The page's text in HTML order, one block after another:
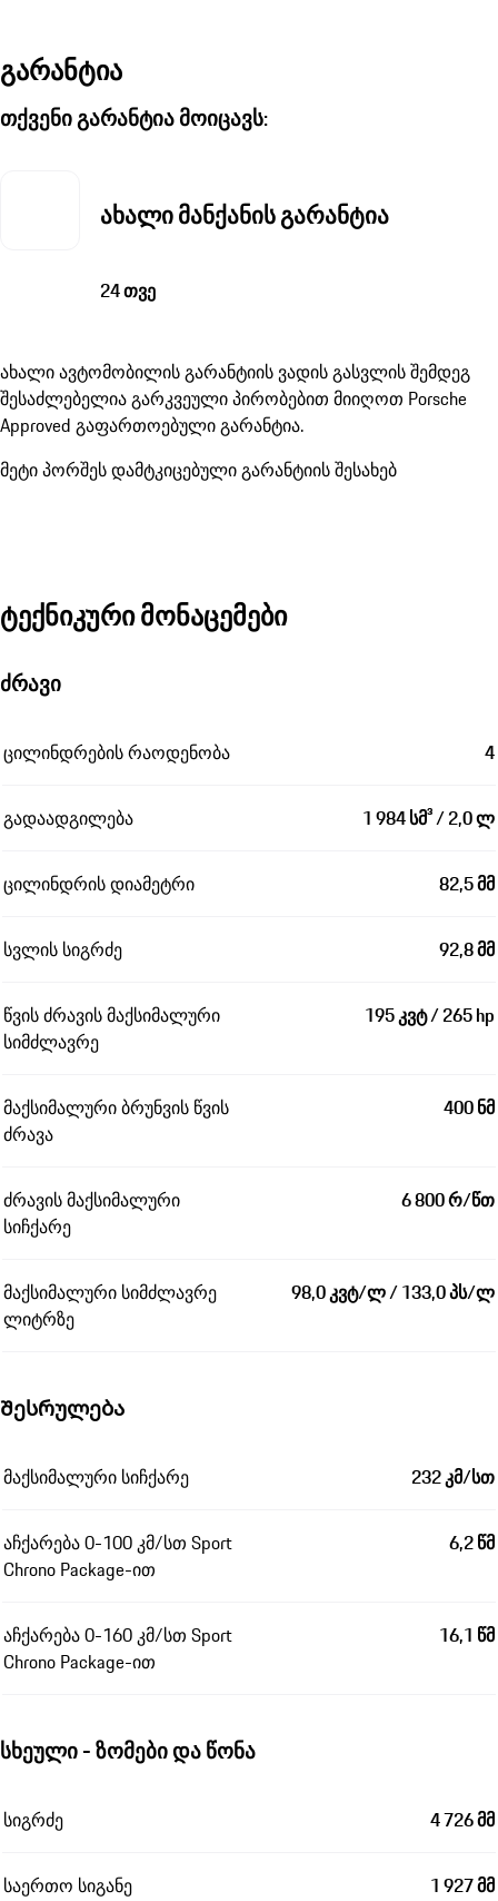
გარანტია
თქვენი გარანტია მოიცავს:
ახალი მანქანის გარანტია
24 თვე
ახალი ავტომობილის გარანტიის ვადის გასვლის შემდეგ
შესაძლებელია გარკვეული პირობებით მიიღოთ Porsche
Approved გაფართოებული გარანტია.
მეტი პორშეს დამტკიცებული გარანტიის შესახებ
ტექნიკური მონაცემები
ძრავი
ცილინდრების რაოდენობა 4
გადაადგილება 1 984 სმ³ / 2,0 ლ
ცილინდრის დიამეტრი 82,5 მმ
სვლის სიგრძე 92,8 მმ
წვის ძრავის მაქსიმალური
სიმძლავრე
195 კვტ / 265 hp
მაქსიმალური ბრუნვის წვის
ძრავა
400 ნმ
ძრავის მაქსიმალური
სიჩქარე
6 800 რ/წთ
მაქსიმალური სიმძლავრე
ლიტრზე
98,0 კვტ/ლ / 133,0 პს/ლ
Შესრულება
მაქსიმალური სიჩქარე 232 კმ/სთ
აჩქარება 0-100 კმ/სთ Sport
Chrono Package-ით
6,2 წმ
აჩქარება 0-160 კმ/სთ Sport
Chrono Package-ით
16,1 წმ
სხეული - ზომები და წონა
სიგრძე 4 726 მმ
საერთო სიგანე 1 927 მმ